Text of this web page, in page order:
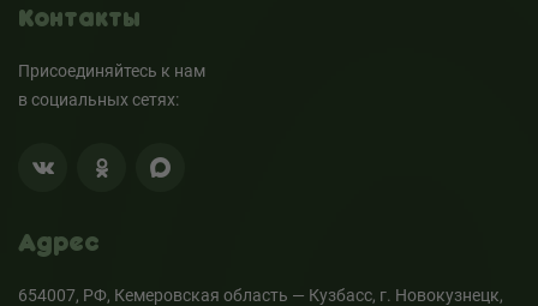
Контакты
Присоединяйтесь к нам
в социальных сетях:
Адрес
654007, РФ, Кемеровская область — Кузбасс, г. Новокузнецк,